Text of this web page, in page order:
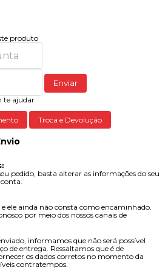
produto
Enviar
te ajudar
Troca e Devolução
pedido, basta alterar as informações do seu
ele ainda não consta como encaminhado.
por meio dos nossos canais de
informamos que não será possível
de entrega. Ressaltamos que é de
os dados corretos no momento da
contratempos.